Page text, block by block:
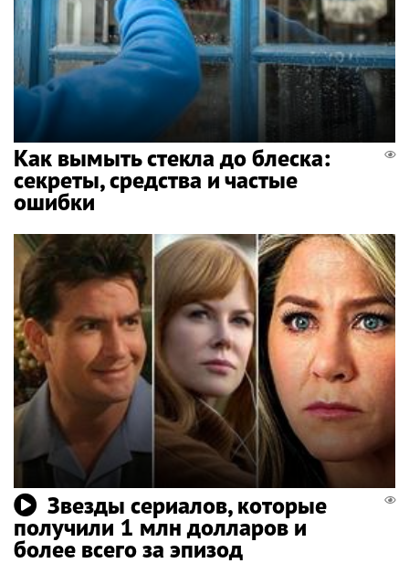
Как вымыть стекла до блеска:
секреты, средства и частые
ошибки
Звезды сериалов, которые
получили 1 млн долларов и
более всего за эпизод